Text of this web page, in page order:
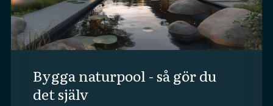
bygga naturpool - så gör du
det själv